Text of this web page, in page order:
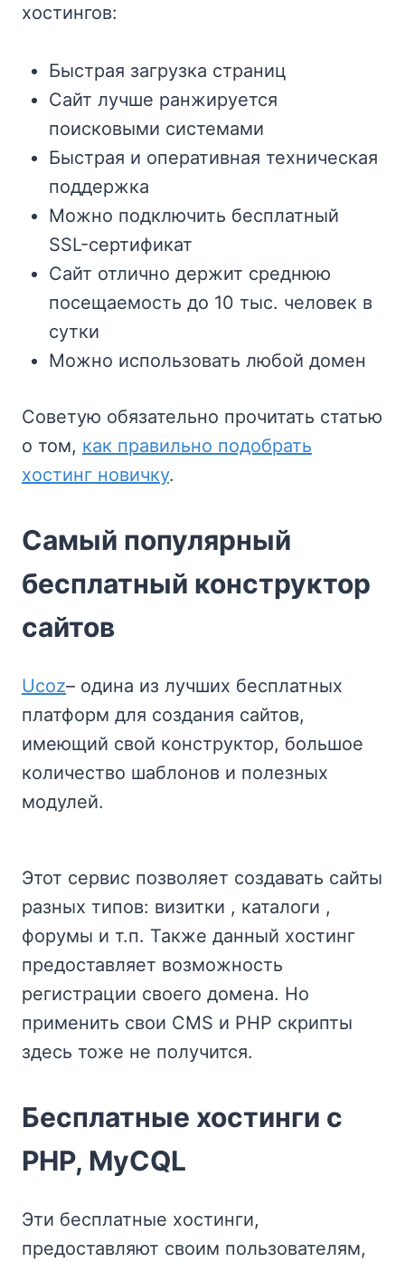
хостингов:
Быстрая загрузка страниц
Сайт лучше ранжируется
поисковыми системами
Быстрая и оперативная техническая
поддержка
Можно подключить бесплатный
SSL-сертификат
Сайт отлично держит среднюю
посещаемость до 10 тыс. человек в
сутки
Можно использовать любой домен
Советую обязательно прочитать статью
о том, как правильно подобрать
хостинг новичку.
Самый популярный
бесплатный конструктор
сайтов
Ucoz– одина из лучших бесплатных
платформ для создания сайтов,
имеющий свой конструктор, большое
количество шаблонов и полезных
модулей.
Этот сервис позволяет создавать сайты
разных типов: визитки , каталоги ,
форумы и т.п. Также данный хостинг
предоставляет возможность
регистрации своего домена. Но
применить свои CMS и PHP скрипты
здесь тоже не получится.
Бесплатные хостинги с
PHP, MyCQL
Эти бесплатные хостинги,
предоставляют своим пользователям,